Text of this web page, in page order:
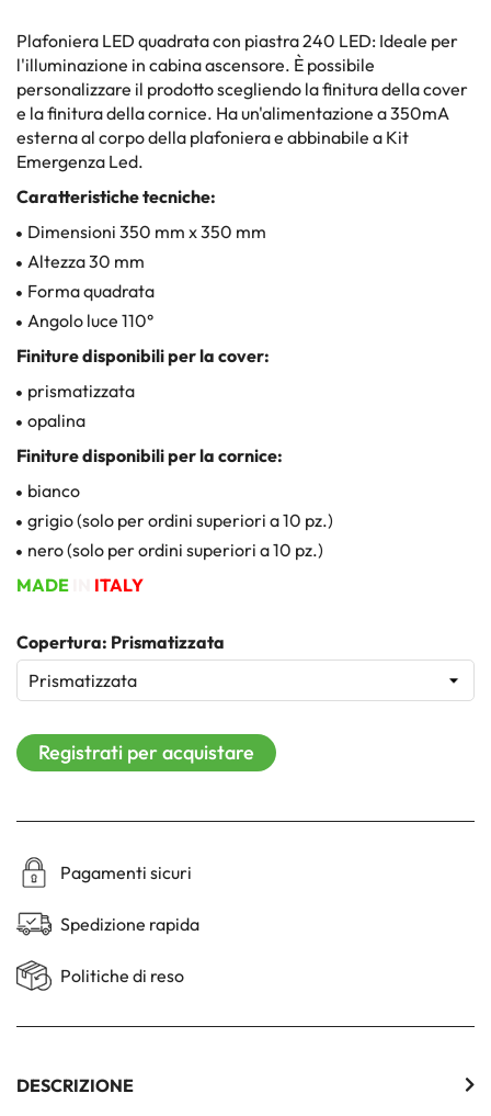
Plafoniera LED quadrata con piastra 240 LED: Ideale per
l'illuminazione in cabina ascensore. È possibile
personalizzare il prodotto scegliendo la finitura della cover
e la finitura della cornice. Ha un'alimentazione a 350mA
esterna al corpo della plafoniera e abbinabile a Kit
Emergenza Led.
Caratteristiche tecniche:
Dimensioni 350 mm x 350 mm
Altezza 30 mm
Forma quadrata
Angolo luce 110°
Finiture disponibili per la cover:
prismatizzata
opalina
Finiture disponibili per la cornice:
bianco
grigio (solo per ordini superiori a 10 pz.)
nero (solo per ordini superiori a 10 pz.)
MADE
ITALY
Copertura: Prismatizzata
Registrati per acquistare
Pagamenti sicuri
Spedizione rapida
Politiche di reso
DESCRIZIONE